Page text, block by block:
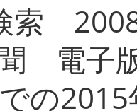
索
電子
の